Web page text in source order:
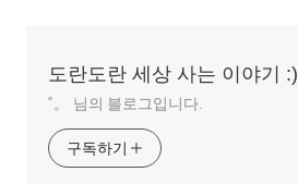
도란도란 세상 사는 이야기 :)
˚。 님의 블로그입니다.
구독하기